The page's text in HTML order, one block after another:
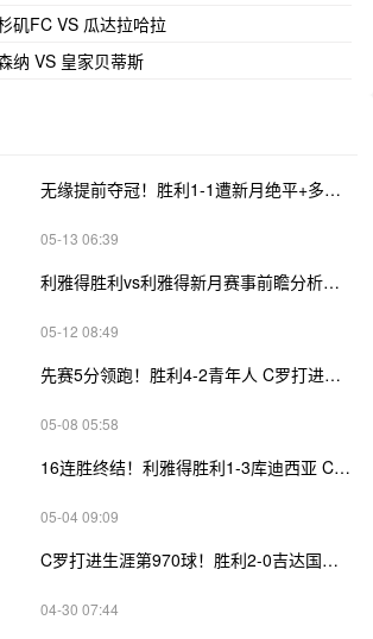
矶FC VS 瓜达拉哈拉
纳 VS 皇家贝蒂斯
无缘提前夺冠！胜利1-1遭新月绝平+多赛1场5分领跑 本托脱手送礼
05-13 06:39
利雅得胜利vs利雅得新月赛事前瞻分析：争冠终局一触即发
05-12 08:49
先赛5分领跑！胜利4-2青年人 C罗打进生涯971球菲利克斯戴帽
05-08 05:58
16连胜终结！利雅得胜利1-3库迪西亚 C罗中楣菲利克斯进球难救主
05-04 09:09
C罗打进生涯第970球！胜利2-0吉达国民联赛16连胜+多赛1场8分领跑
04-30 07:44